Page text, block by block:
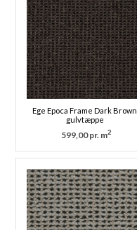
Ege Epoca Frame Dark Brown,
gulvtæppe
599,00 pr. m2